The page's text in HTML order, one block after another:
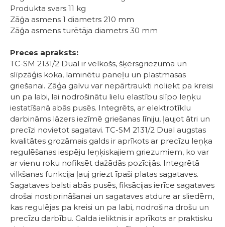
Produkta svars 11 kg
Zāģa asmens 1 diametrs 210 mm
Zāģa asmens turētāja diametrs 30 mm
Preces apraksts:
TC-SM 2131/2 Dual ir velkošs, šķērsgriezuma un
slīpzāģis koka, laminētu paneļu un plastmasas
griešanai. Zāģa galvu var nepārtraukti noliekt pa kreisi
un pa labi, lai nodrošinātu lielu elastību slīpo leņķu
iestatīšanā abās pusēs. Integrēts, ar elektrotīklu
darbināms lāzers iezīmē griešanas līniju, ļaujot ātri un
precīzi novietot sagatavi. TC-SM 2131/2 Dual augstas
kvalitātes grozāmais galds ir aprīkots ar precīzu leņķa
regulēšanas iespēju leņķiskajiem griezumiem, ko var
ar vienu roku nofiksēt dažādās pozīcijās. Integrētā
vilkšanas funkcija ļauj griezt īpaši platas sagataves.
Sagataves balsti abās pusēs, fiksācijas ierīce sagataves
drošai nostiprināšanai un sagataves atdure ar sliedēm,
kas regulējas pa kreisi un pa labi, nodrošina drošu un
precīzu darbību. Galda ieliktnis ir aprīkots ar praktisku